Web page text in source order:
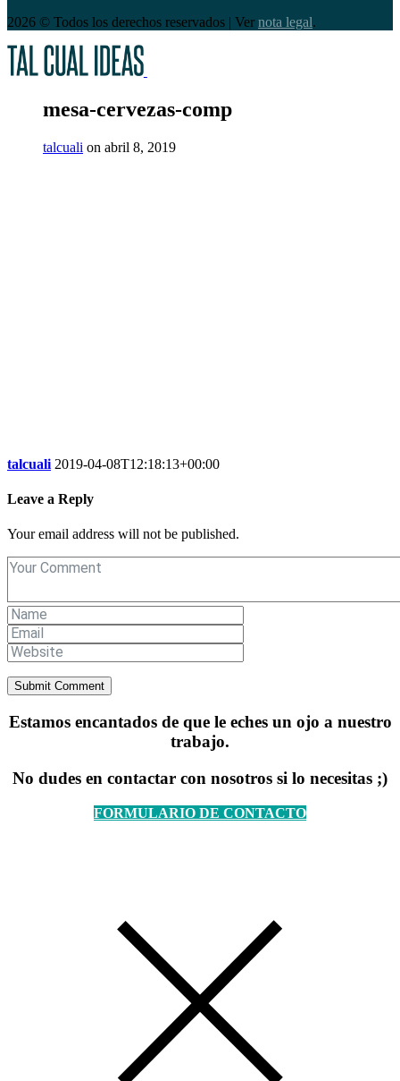
2026 © Todos los derechos reservados | Ver nota legal.
mesa-cervezas-comp
talcuali on abril 8, 2019
talcuali 2019-04-08T12:18:13+00:00
Leave a Reply
Your email address will not be published.
Estamos encantados de que le eches un ojo a nuestro
trabajo.
No dudes en contactar con nosotros si lo necesitas ;)
FORMULARIO DE CONTACTO